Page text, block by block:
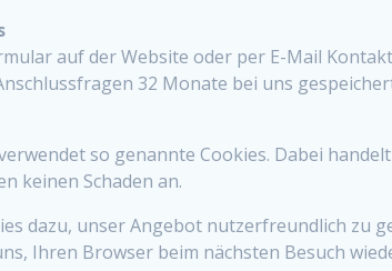
auf der Website oder per E-Mail
32 Monate bei uns
so genannte Cookies. Dabei
keinen Schaden an.
dazu, unser Angebot nutzerfreundlich zu
Ihren Browser beim nächsten Besuch